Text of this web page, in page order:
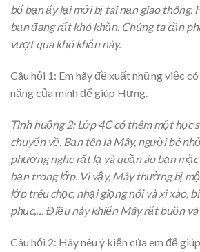
bố bạn ấy lại mới bị tai nạn giao thông.
bạn đang rất khó khăn. Chúng ta cần
vượt qua khó khăn này.
Câu hỏi 1: Em hãy đề xuất những việc
năng của mình để giúp Hưng.
Tình huống 2: Lớp 4C có thêm một học
chuyển về. Bạn tên là Mây, người bé
phương nghe rất lạ và quần áo bạn
bạn trong lớp. Vì vậy, Mây thường bị
lớp trêu chọc, nhại giọng nói và xì xào,
phục,… Điều này khiến Mây rất buồn và
Câu hỏi 2: Hãy nêu ý kiến của em để